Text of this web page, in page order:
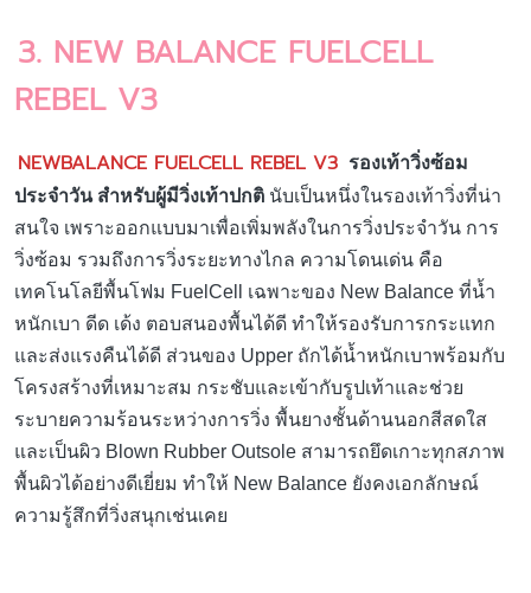
3. NEW BALANCE FUELCELL
REBEL V3
NEWBALANCE FUELCELL REBEL V3 รองเท้าวิ่งซ้อม
ประจำวัน สำหรับผู้มีวิ่งเท้าปกติ นับเป็นหนึ่งในรองเท้าวิ่งที่น่า
สนใจ เพราะออกแบบมาเพื่อเพิ่มพลังในการวิ่งประจำวัน การ
วิ่งซ้อม รวมถึงการวิ่งระยะทางไกล ความโดนเด่น คือ
เทคโนโลยีพื้นโฟม FuelCell เฉพาะของ New Balance ที่น้ำ
หนักเบา ดีด เด้ง ตอบสนองพื้นได้ดี ทำให้รองรับการกระแทก
และส่งแรงคืนได้ดี ส่วนของ Upper ถักได้น้ำหนักเบาพร้อมกับ
โครงสร้างที่เหมาะสม กระชับและเข้ากับรูปเท้าและช่วย
ระบายความร้อนระหว่างการวิ่ง พื้นยางชั้นด้านนอกสีสดใส
และเป็นผิว Blown Rubber Outsole สามารถยึดเกาะทุกสภาพ
พื้นผิวได้อย่างดีเยี่ยม ทำให้ New Balance ยังคงเอกลักษณ์
ความรู้สึกที่วิ่งสนุกเช่นเคย